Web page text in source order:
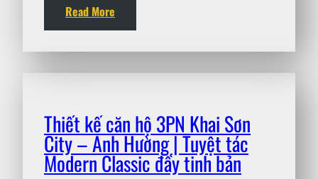
Read More
Thiết kế căn hộ 3PN Khai Sơn
City – Anh Hường | Tuyệt tác
Modern Classic đầy tinh bản